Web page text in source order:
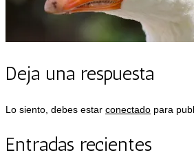
Deja una respuesta
Lo siento, debes estar conectado para
Entradas recientes